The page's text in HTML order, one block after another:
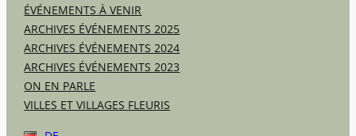
ÉVÉNEMENTS À VENIR
ARCHIVES ÉVÉNEMENTS 2025
ARCHIVES ÉVÉNEMENTS 2024
ARCHIVES ÉVÉNEMENTS 2023
ON EN PARLE
VILLES ET VILLAGES FLEURIS